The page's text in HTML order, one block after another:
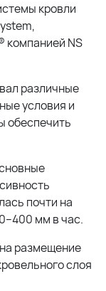
кровли
компанией NS
различные
условия и
обеспечить
почти на
мм в час.
размещение
слоя